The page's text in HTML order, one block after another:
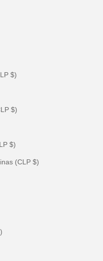
$)
$)
$)
(CLP $)